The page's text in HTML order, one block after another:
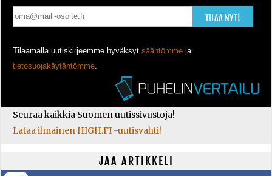
TILAA NYT!
Tilaamalla uutiskirjeemme hyväksyt sääntömme ja
tietosuojakäytäntömme
Seuraa kaikkia Suomen uutissivustoja!
Lataa ilmainen HIGH.FI -uutisvahti!
JAA ARTIKKELI